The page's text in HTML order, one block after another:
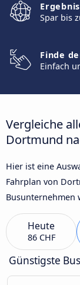
Spar bis
Finde
Einfach
Vergleiche
Dortmund
Hier ist eine
Fahrplan von
Busunternehmen
Heute
86 CHF
Günstigste